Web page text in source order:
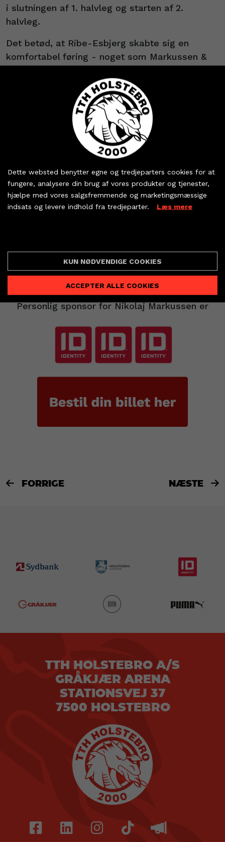
Køb dine billetter og
dine partnerbilletter
KØB BILLET
i slutningen af 1. halvleg og starten af 2.
halvleg.
Det betød, at Ribe-Esbjerg skabte sig en
komfortabel føring - noget som Markussen &
- Vi var på ingen måde tilfreds med resultatet,
da der var 20 minutter tilbage af kampen. Så
selvom vi er skuffede over nederlaget, synes
jeg omvendt, at vi får vendt tingene og får
noget ud af kampen i de sidste 20 minutter.
Comebacket kom bare for sent, afsluttede
Nikolaj Markussen.
TTH-mandskabet fik begrænset nederlaget til
tre mål, 29-32, hvilket kan vise sig at være
Næste hjemmekamp er torsdag den 16.
november, når vi skal have ’Alle mand i
Arena’en’ mod Nordsjælland Håndbold.
Personlig sponsor for Nikolaj Markussen er
 FORRIGE NÆSTE 
TTH HOLSTEBRO A/S
GRÅKJÆR ARENA
STATIONSVEJ 37
7500 HOLSTEBRO
Dette websted benytter egne og tredjeparters cookies for at
fungere, analysere din brug af vores produkter og tjenester,
hjælpe med vores salgsfremmende og marketingsmæssige
indsats og levere indhold fra tredjeparter. Læs mere
KUN NØDVENDIGE COOKIES
ACCEPTER ALLE COOKIES